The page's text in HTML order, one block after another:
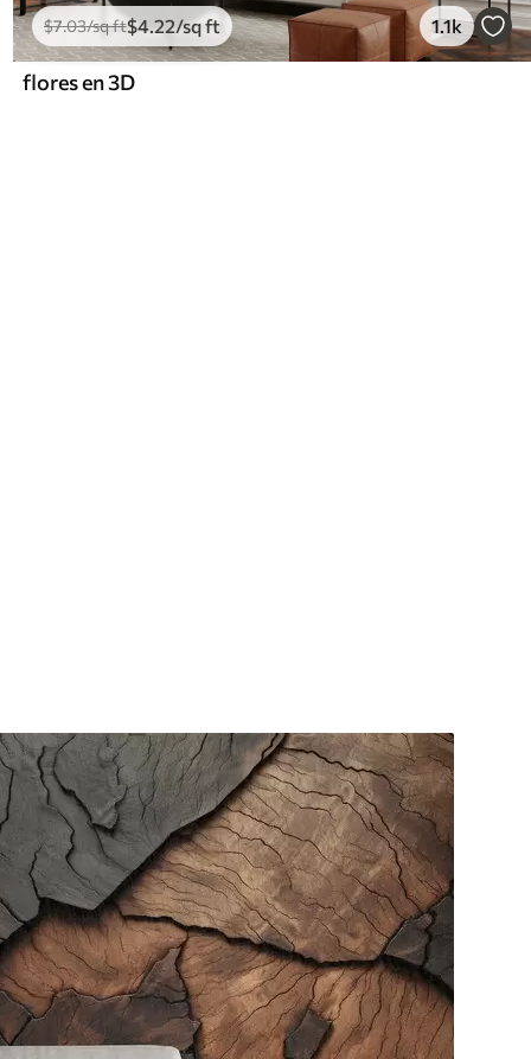
$7.03/sq ft$4.22/sq ft 1.1k
flores en 3D